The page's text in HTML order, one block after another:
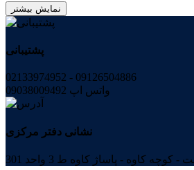
نمایش بیشتر
پشتیبانی
02133974952 - 09126504886
واتس اپ 09038009492
نشانی دفتر مرکزی
کاوه - پاساژ کاوه ط 3 واحد 301